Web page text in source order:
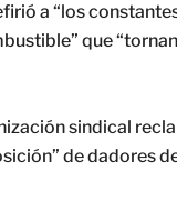
a “los
que
sindical
de dadores